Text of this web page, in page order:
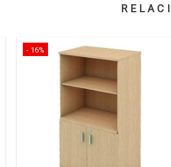
- 16%